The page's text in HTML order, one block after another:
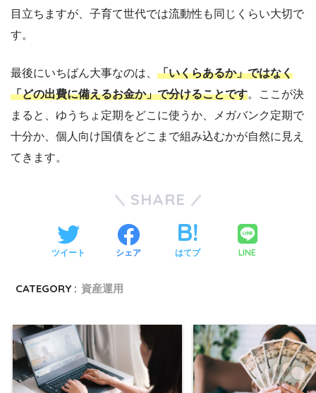
目立ちますが、子育て世代では流動性も同じくらい大切で
す。
最後にいちばん大事なのは、 「いくらあるか」ではなく
「どの出費に備えるお金か」で分けることです。ここが決
まると、ゆうちょ定期をどこに使うか、メガバンク定期で
十分か、個人向け国債をどこまで組み込むかが自然に見え
てきます。
SHARE
ツイート シェア はてブ LINE
CATEGORY : 資産運用